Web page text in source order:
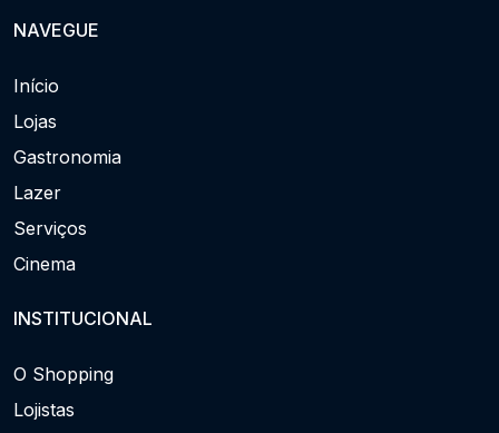
NAVEGUE
Início
Lojas
Gastronomia
Lazer
Serviços
Cinema
INSTITUCIONAL
O Shopping
Lojistas